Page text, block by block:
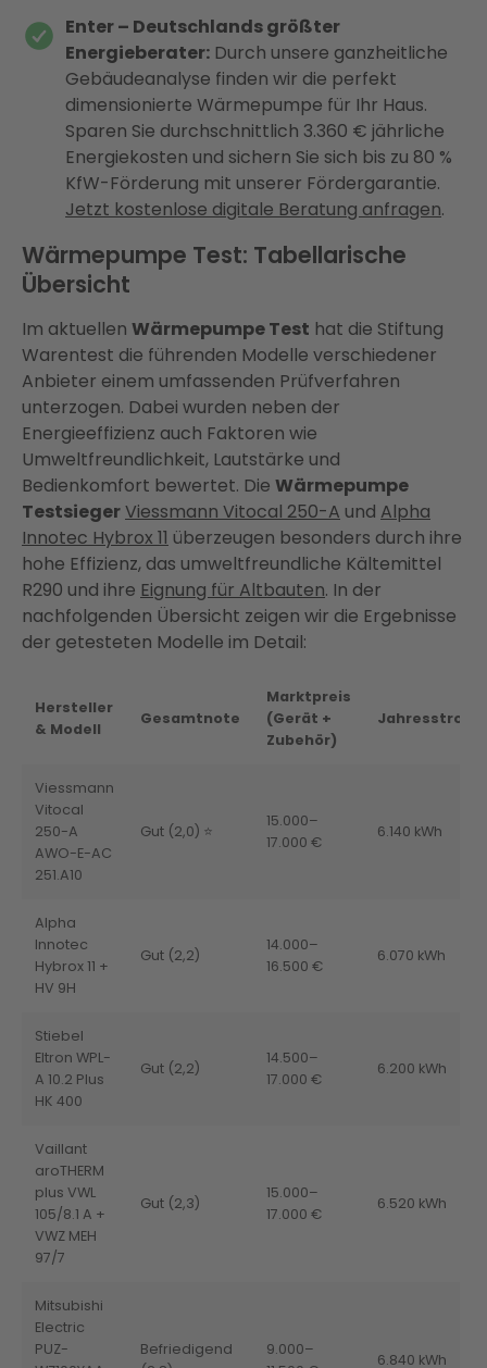
Enter – Deutschlands größter
Energieberater: Durch unsere ganzheitliche
Gebäudeanalyse finden wir die perfekt
dimensionierte Wärmepumpe für Ihr Haus.
Sparen Sie durchschnittlich 3.360 € jährliche
Energiekosten und sichern Sie sich bis zu 80 %
KfW-Förderung mit unserer Fördergarantie.
Jetzt kostenlose digitale Beratung anfragen.
Wärmepumpe Test: Tabellarische
Übersicht
Im aktuellen Wärmepumpe Test hat die Stiftung
Warentest die führenden Modelle verschiedener
Anbieter einem umfassenden Prüfverfahren
unterzogen. Dabei wurden neben der
Energieeffizienz auch Faktoren wie
Umweltfreundlichkeit, Lautstärke und
Bedienkomfort bewertet. Die Wärmepumpe
TestsiegerViessmann Vitocal 250-A und Alpha
Innotec Hybrox 11 überzeugen besonders durch ihre
hohe Effizienz, das umweltfreundliche Kältemittel
R290 und ihre Eignung für Altbauten. In der
nachfolgenden Übersicht zeigen wir die Ergebnisse
der getesteten Modelle im Detail:
Hersteller
& Modell
Gesamtnote
Marktpreis
(Gerät +
Zubehör)
Viessmann
Vitocal
250-A
AWO-E-AC
251.A10
Gut (2,0) ⭐
15.000–
17.000 €
6.140 kWh
Alpha
Innotec
Hybrox 11 +
HV 9H
Gut (2,2)
14.000–
16.500 €
6.070 kWh
Stiebel
Eltron WPL-
A 10.2 Plus
HK 400
Gut (2,2)
14.500–
17.000 €
6.200 kWh
Vaillant
aroTHERM
plus VWL
105/8.1 A +
VWZ MEH
97/7
Gut (2,3)
15.000–
17.000 €
6.520 kWh
Mitsubishi
Electric
PUZ-
Befriedigend
9.000–
6.840 kWh